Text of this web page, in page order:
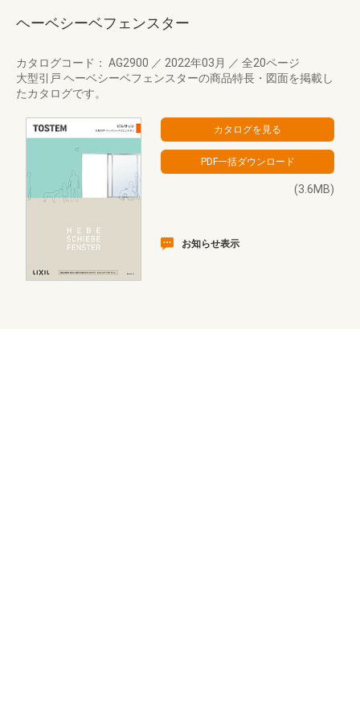
ヘーベシーベフェンスター
カタログコード： AG2900 ／ 2022年03月 ／ 全20ページ
大型引戸 ヘーベシーベフェンスターの商品特長・図面を掲載し
たカタログです。
(3.6MB)
お知らせ表示